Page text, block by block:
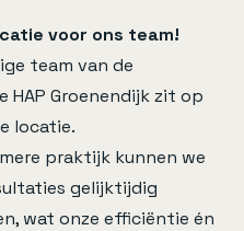
voor ons team!
team van de
HAP Groenendijk zit op
locatie.
praktijk kunnen we
gelijktijdig
wat onze efficiëntie én